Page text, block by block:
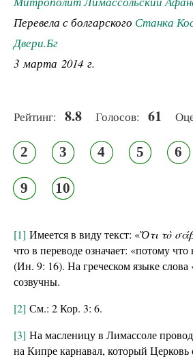
Перевела с болгарского Станка
Двери.Бг
3 марта 2014 г.
Рейтинг: 8.8 Голосов: 61
2 3 4 5 6
9 10
[1] Имеется в виду текст: «Ὅτι τὸ
что в переводе означает: «потому
(Ин. 9: 16). На греческом языке слова
созвучны.
[2] См.: 2 Кор. 3: 6.
[3] На масленицу в Лимассоле
на Кипре карнавал, который Церковь